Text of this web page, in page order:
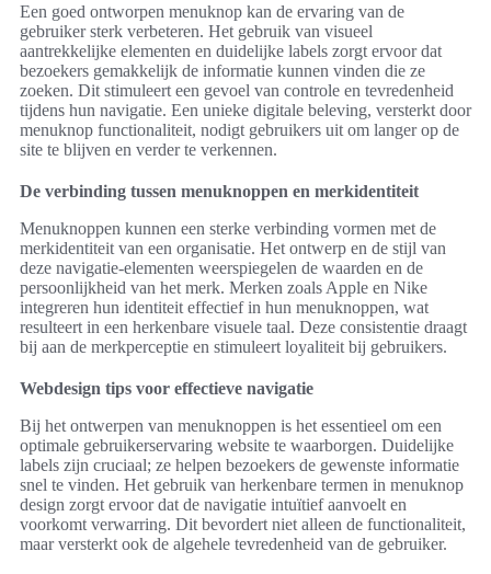
Een goed ontworpen menuknop kan de ervaring van de
gebruiker sterk verbeteren. Het gebruik van visueel
aantrekkelijke elementen en duidelijke labels zorgt ervoor dat
bezoekers gemakkelijk de informatie kunnen vinden die ze
zoeken. Dit stimuleert een gevoel van controle en tevredenheid
tijdens hun navigatie. Een unieke digitale beleving, versterkt door
menuknop functionaliteit, nodigt gebruikers uit om langer op de
site te blijven en verder te verkennen.
De verbinding tussen menuknoppen en merkidentiteit
Menuknoppen kunnen een sterke verbinding vormen met de
merkidentiteit van een organisatie. Het ontwerp en de stijl van
deze navigatie-elementen weerspiegelen de waarden en de
persoonlijkheid van het merk. Merken zoals Apple en Nike
integreren hun identiteit effectief in hun menuknoppen, wat
resulteert in een herkenbare visuele taal. Deze consistentie draagt
bij aan de merkperceptie en stimuleert loyaliteit bij gebruikers.
Webdesign tips voor effectieve navigatie
Bij het ontwerpen van menuknoppen is het essentieel om een
optimale gebruikerservaring website te waarborgen. Duidelijke
labels zijn cruciaal; ze helpen bezoekers de gewenste informatie
snel te vinden. Het gebruik van herkenbare termen in menuknop
design zorgt ervoor dat de navigatie intuïtief aanvoelt en
voorkomt verwarring. Dit bevordert niet alleen de functionaliteit,
maar versterkt ook de algehele tevredenheid van de gebruiker.